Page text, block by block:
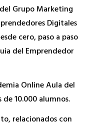
Grupo Marketing
Digitales
cero, paso a paso
del Emprendedor
Online Aula del
10.000 alumnos.
relacionados con